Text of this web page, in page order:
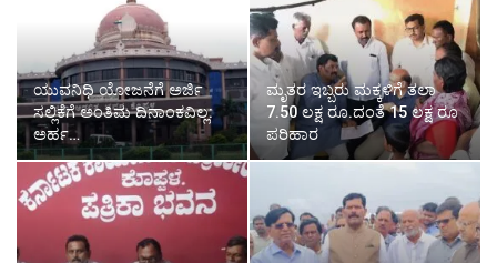
ಯುವನಿಧಿ ಯೋಜನೆಗೆ ಅರ್ಜಿ
ಸಲ್ಲಿಕೆಗೆ ಅಂತಿಮ ದಿನಾಂಕವಿಲ್ಲ:
ಅರ್ಹ…
ಮೃತರ ಇಬ್ಬರು ಮಕ್ಕಳಿಗೆ ತಲಾ
7.50 ಲಕ್ಷ ರೂ.ದಂತೆ 15 ಲಕ್ಷ ರೂ
ಪರಿಹಾರ